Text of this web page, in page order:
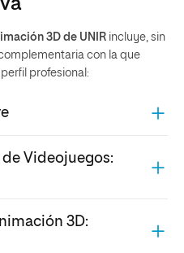
3D de UNIR incluye, sin
con la que
profesional:
Videojuegos:
3D: